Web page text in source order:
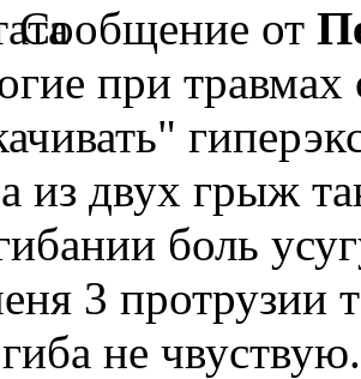
Сообщение от
при травмах
из двух грыж
боль
3 протрузии
не